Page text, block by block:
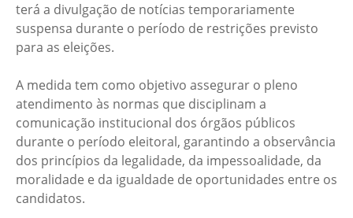
terá a divulgação de notícias temporariamente
suspensa durante o período de restrições previsto
para as eleições.
A medida tem como objetivo assegurar o pleno
atendimento às normas que disciplinam a
comunicação institucional dos órgãos públicos
durante o período eleitoral, garantindo a observância
dos princípios da legalidade, da impessoalidade, da
moralidade e da igualdade de oportunidades entre os
candidatos.